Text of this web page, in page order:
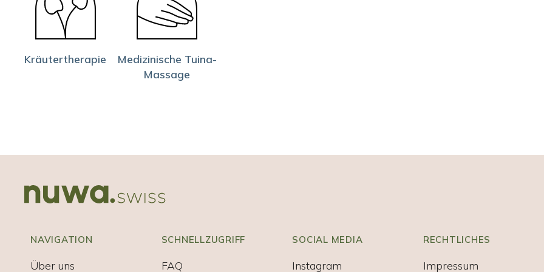
Kräutertherapie
Medizinische Tuina-
Massage
NAVIGATION
Über uns
SCHNELLZUGRIFF
FAQ
SOCIAL MEDIA
Instagram
RECHTLICHES
Impressum